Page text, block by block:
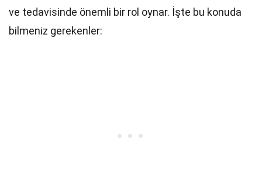
ve tedavisinde önemli bir rol oynar. İşte bu konuda
bilmeniz gerekenler: